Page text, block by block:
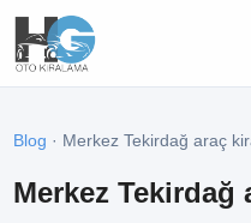
Blog · Merkez Tekirdağ araç
Merkez Tekirdağ